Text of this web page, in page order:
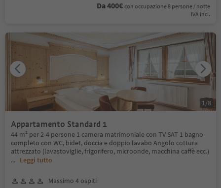
Da 400€ con occupazione 8 persone / notte
IVA incl.
Appartamento Standard 1
44 m² per 2-4 persone 1 camera matrimoniale con TV SAT 1 bagno
completo con WC, bidet, doccia e doppio lavabo Angolo cottura
attrezzato (lavastoviglie, frigorifero, microonde, macchina caffè ecc.)
... Leggi tutto
Massimo 4 ospiti
1/8